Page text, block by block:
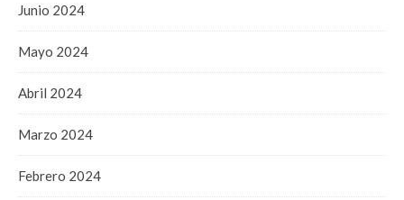
Junio 2024
Mayo 2024
Abril 2024
Marzo 2024
Febrero 2024